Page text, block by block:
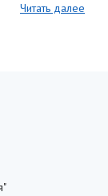
Читать далее